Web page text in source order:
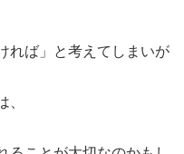
れば」と考えてしまいが
、